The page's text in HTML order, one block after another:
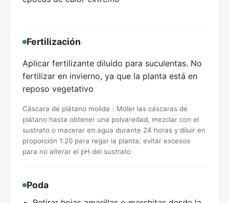
Fertilización
Aplicar fertilizante diluido para suculentas. No
fertilizar en invierno, ya que la planta está en
reposo vegetativo
Cáscara de plátano molida：Moler las cáscaras de
plátano hasta obtener una polvaredad, mezclar con el
sustrato o macerar en agua durante 24 horas y diluir en
proporción 1:20 para regar la planta; evitar excesos
para no alterar el pH del sustrato
Poda